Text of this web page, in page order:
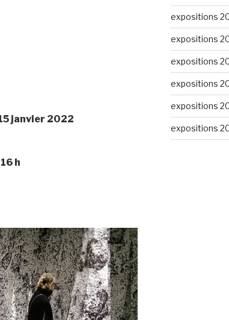
janvier 2022
h
expositions
expositions
expositions
expositions
expositions
expositions